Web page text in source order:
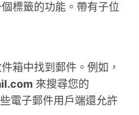
標籤的功能。帶有子位
箱中找到郵件。例如，
來搜尋您的
些電子郵件用戶端還允許